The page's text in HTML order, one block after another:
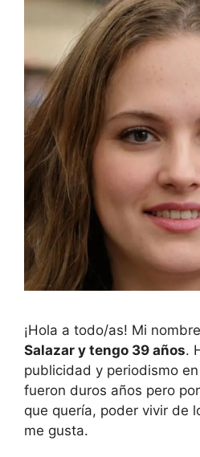
¡Hola a todo/as! Mi
Salazar y tengo 39 años.
publicidad y periodismo
fueron duros años pero
que quería, poder vivir de
me gusta.